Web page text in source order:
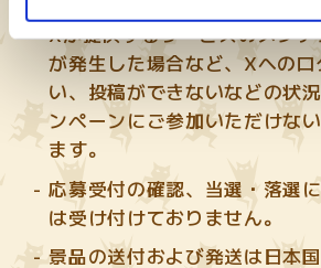
Xが提供するサービスのメン
が発生した場合など、Xへの
い、投稿ができないなどの状
ンペーンにご参加いただけな
ます。
応募受付の確認、当選・落選
は受け付けておりません。
景品の送付および発送は日本